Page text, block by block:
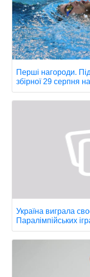
Перші нагороди.
збірної 29 серпня
Україна виграла
Паралімпійських